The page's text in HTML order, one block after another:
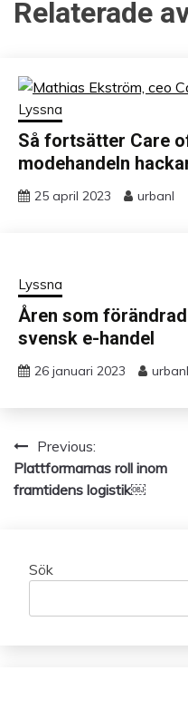
Relaterade
Lyssna
Så fortsätter Care
modehandeln
25 april 2023 urbanl
Lyssna
Åren som
svensk e-handel
26 januari 2023 urbanl
Inläggsnavigering
Previous:
Plattformarnas roll inom
framtidens logistik￼
Sök